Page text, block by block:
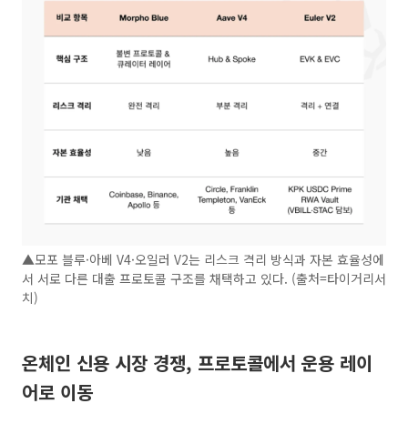
▲모포 블루·아베 V4·오일러 V2는 리스크 격리 방식과 자본 효율성에
서 서로 다른 대출 프로토콜 구조를 채택하고 있다. (출처=타이거리서
치)
온체인 신용 시장 경쟁, 프로토콜에서 운용 레이
어로 이동